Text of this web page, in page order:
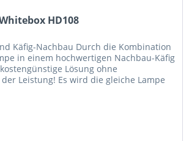
HD108
Käfig-Nachbau Durch die Kombination
in einem hochwertigen Nachbau-Käfig
Lösung ohne
Leistung! Es wird die gleiche Lampe